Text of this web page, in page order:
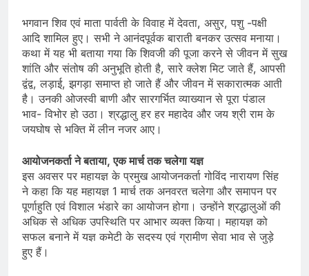
भगवान शिव एवं माता पार्वती के विवाह में देवता, असुर, पशु -पक्षी
आदि शामिल हुए। सभी ने आनंदपूर्वक बाराती बनकर उत्सव मनाया।
कथा में यह भी बताया गया कि शिवजी की पूजा करने से जीवन में सुख
शांति और संतोष की अनुभूति होती है, सारे क्लेश मिट जाते हैं, आपसी
द्वंद्व, लड़ाई, झगड़ा समाप्त हो जाते हैं और जीवन में सकारात्मक आती
है। उनकी ओजस्वी बाणी और सारगर्भित व्याख्यान से पूरा पंडाल
भाव- विभोर हो उठा। श्रद्धालु हर हर महादेव और जय श्री राम के
जयघोष से भक्ति में लीन नजर आए।
आयोजनकर्ता ने बताया, एक मार्च तक चलेगा यज्ञ
इस अवसर पर महायज्ञ के प्रमुख आयोजनकर्ता गोविंद नारायण सिंह
ने कहा कि यह महायज्ञ 1 मार्च तक अनवरत चलेगा और समापन पर
पूर्णाहुति एवं विशाल भंडारे का आयोजन होगा। उन्होंने श्रद्धालुओं की
अधिक से अधिक उपस्थिति पर आभार व्यक्त किया। महायज्ञ को
सफल बनाने में यज्ञ कमेटी के सदस्य एवं ग्रामीण सेवा भाव से जुड़े
हुए हैं।